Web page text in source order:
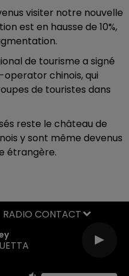
visiter notre nouvelle
est en hausse de 10%,
de tourisme a signé
chinois, qui
de touristes dans
reste le château de
y sont même devenus
étrangère.
RADIO CONTACT